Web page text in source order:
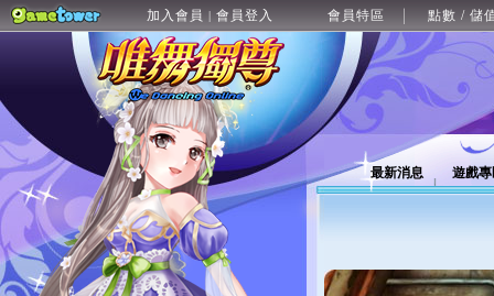
加入會員 | 會員登入 會員特區 點數 / 儲
最新消息 遊戲